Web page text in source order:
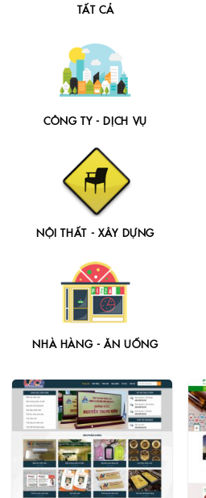
TẤT CẢ
CÔNG TY - DỊCH VỤ
NỘI THẤT - XÂY DỰNG
NHÀ HÀNG - ĂN UỐNG